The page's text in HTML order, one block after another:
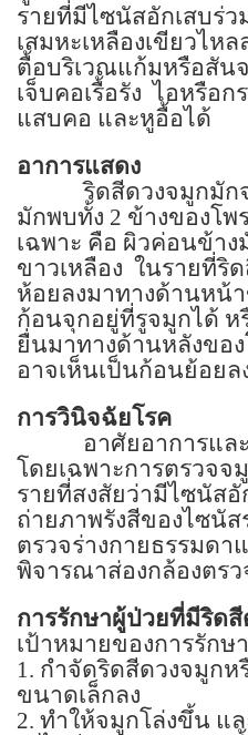
รายที่มีไซนัสอักเสบร่
เสมหะเหลืองเขียวไหล
ตื้อบริเวณแก้มหรือสัน
เจ็บคอเรื้อรัง ไอหรือก
แสบคอ และหูอื้อได้
อาการแสดง
ริดสีดวงจมูกมัก
มักพบทั้ง 2 ข้างของโ
เฉพาะ คือ ผิวค่อนข้าง
ขาวเหลือง ในรายที่ริ
ห้อยลงมาทางด้านหน้
ก้อนจุกอยู่ที่รูจมูกได้ ห
ยื่นมาทางด้านหลังของ
อาจเห็นเป็นก้อนย้อยล
การวินิจฉัยโรค
อาศัยอาการแล
โดยเฉพาะการตรวจจ
รายที่สงสัยว่ามีไซนัสอั
ถ่ายภาพรังสีของไซนัส
ตรวจร่างกายธรรมดา
พิจารณาส่องกล้องตร
การรักษาผู้ป่วยที่มีริด
เป้าหมายของการรักษ
1. กำจัดริดสีดวงจมูกห
ขนาดเล็กลง
2. ทำให้จมูกโล่งขึ้น แ